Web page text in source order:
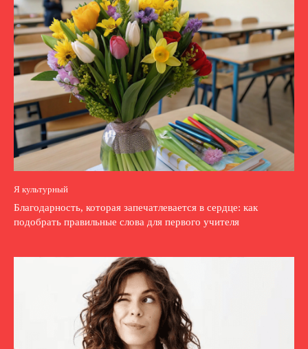
Я культурный
Благодарность, которая запечатлевается в сердце: как
подобрать правильные слова для первого учителя